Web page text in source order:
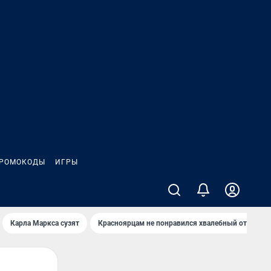
ИГРЫ
Карла Маркса сузят Красноярцам не понравился хвалебный отзыв о